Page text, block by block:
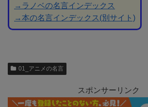
→ラノベの名言インデックス
→本の名言インデックス(別サイト)
01_アニメの名言
スポンサーリンク